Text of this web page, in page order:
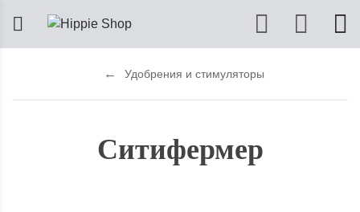
Удобрения и стимуляторы
Ситифермер